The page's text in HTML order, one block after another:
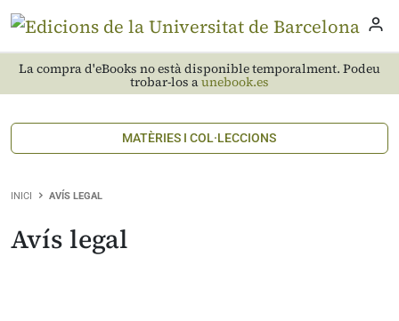
La compra d'eBooks no està disponible temporalment. Podeu
trobar-los aunebook.es
MATÈRIES I COL·LECCIONS
INICI AVÍS LEGAL
Avís legal